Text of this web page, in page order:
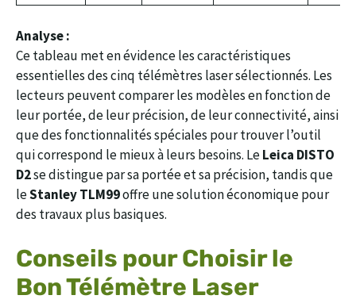
Analyse :
Ce tableau met en évidence les caractéristiques
essentielles des cinq télémètres laser sélectionnés. Les
lecteurs peuvent comparer les modèles en fonction de
leur portée, de leur précision, de leur connectivité, ainsi
que des fonctionnalités spéciales pour trouver l’outil
qui correspond le mieux à leurs besoins. LeLeica DISTO
D2se distingue par sa portée et sa précision, tandis que
leStanley TLM99offre une solution économique pour
des travaux plus basiques.
Conseils pour Choisir le
Bon Télémètre Laser